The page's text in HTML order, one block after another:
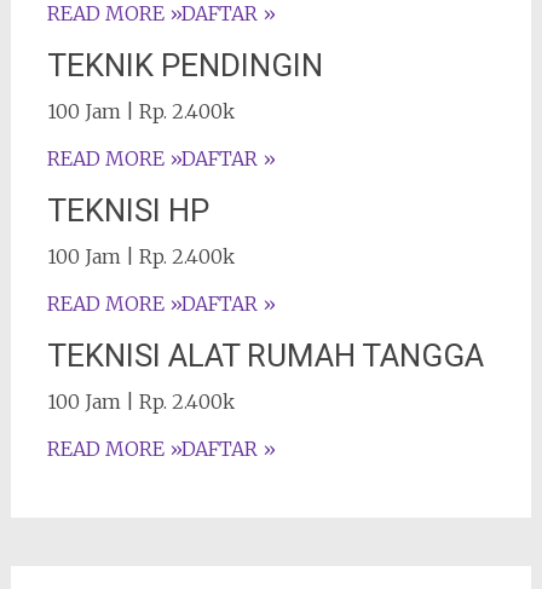
READ MORE »DAFTAR »
TEKNIK PENDINGIN
100 Jam | Rp. 2.400k
READ MORE »DAFTAR »
TEKNISI HP
100 Jam | Rp. 2.400k
READ MORE »DAFTAR »
TEKNISI ALAT RUMAH TANGGA
100 Jam | Rp. 2.400k
READ MORE »DAFTAR »